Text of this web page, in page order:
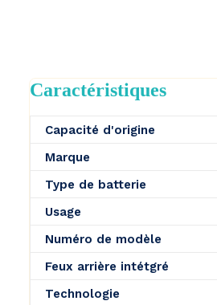
Caractéristiques
Capacité d'origine
Marque
Type de batterie
Usage
Numéro de modèle
Feux arrière intétgré
Technologie